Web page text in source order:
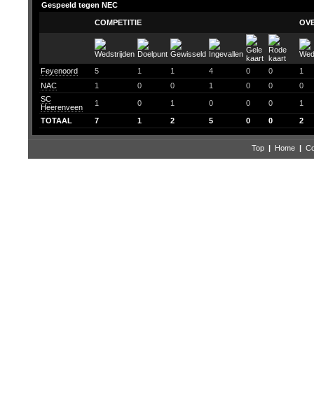
Gespeeld tegen NEC
COMPETITIE
Feyenoord 5 1 1 4 0 0
1
NAC
1 0 0 1 0 0
0
SC
Heerenveen
1 0 1 0 0 0 1
TOTAAL 7 1 2 5 0 0 2
Top | Home |